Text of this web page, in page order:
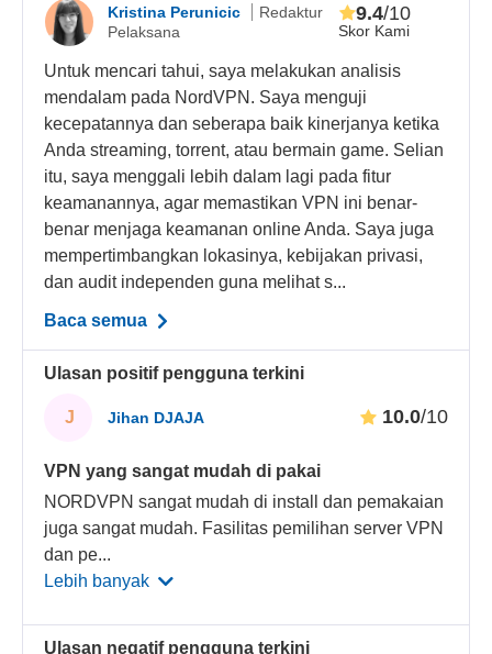
Kristina Perunicic
Redaktur
Pelaksana
Skor Kami
9.4/10
Untuk mencari tahui, saya melakukan analisis
mendalam pada NordVPN. Saya menguji
kecepatannya dan seberapa baik kinerjanya ketika
Anda streaming, torrent, atau bermain game. Selian
itu, saya menggali lebih dalam lagi pada fitur
keamanannya, agar memastikan VPN ini benar-
benar menjaga keamanan online Anda. Saya juga
mempertimbangkan lokasinya, kebijakan privasi,
dan audit independen guna melihat s...
Baca semua
Ulasan positif pengguna terkini
J Jihan DJAJA 10.0/10
VPN yang sangat mudah di pakai
NORDVPN sangat mudah di install dan pemakaian
juga sangat mudah. Fasilitas pemilihan server VPN
dan pe...
Lebih banyak
Ulasan negatif pengguna terkini